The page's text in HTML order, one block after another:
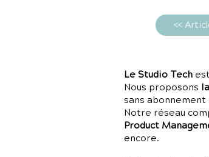
<<
Le Studio Tech
Nous proposons
sans
Notre réseau
Product
encore.